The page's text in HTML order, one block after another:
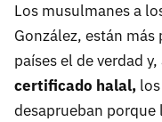
Los musulmanes a
González, están
países el de verdad
certificado halal,
desaprueban